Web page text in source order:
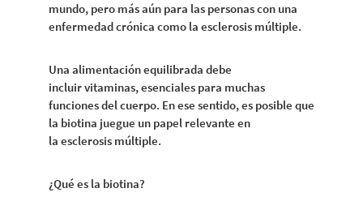
mundo, pero más aún para las personas con una
enfermedad crónica como la esclerosis múltiple.
Una alimentación equilibrada debe
incluir vitaminas, esenciales para muchas
funciones del cuerpo. En ese sentido, es posible que
la biotina juegue un papel relevante en
la esclerosis múltiple.
¿Qué es la biotina?